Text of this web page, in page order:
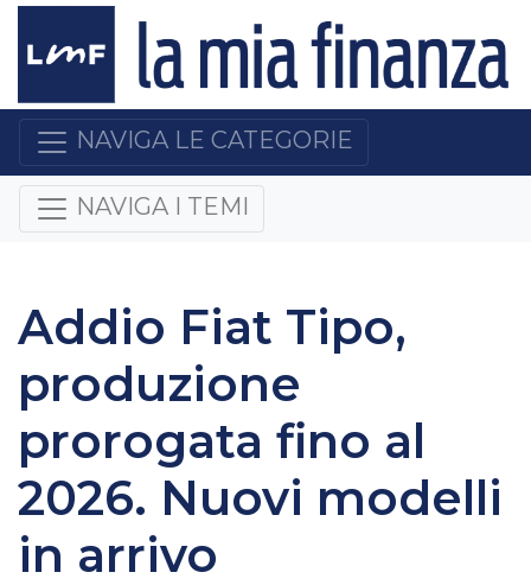
NAVIGA LE CATEGORIE
NAVIGA I TEMI
Addio Fiat Tipo,
produzione
prorogata fino al
2026. Nuovi modelli
in arrivo